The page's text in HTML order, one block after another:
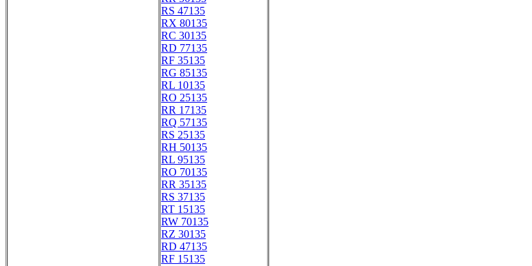
RS 47135
RX 80135
RC 30135
RD 77135
RF 35135
RG 85135
RL 10135
RO 25135
RR 17135
RQ 57135
RS 25135
RH 50135
RL 95135
RO 70135
RR 35135
RS 37135
RT 15135
RW 70135
RZ 30135
RD 47135
RF 15135